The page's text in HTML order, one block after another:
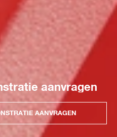
aanvragen
AANVRAGEN